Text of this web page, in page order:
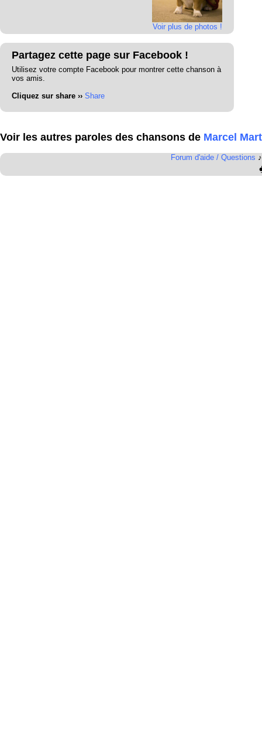
Voir plus de photos !
Partagez cette page sur Facebook !
Utilisez votre compte Facebook pour montrer cette chanson à
vos amis.
Cliquez sur share ›› Share
Voir les autres paroles des chansons de Marcel
Forum d'aide / Questions